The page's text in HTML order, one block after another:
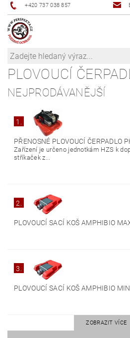
+420 737 038 857
PLOVOUCÍ
NEJPRODÁVANĚJŠÍ
1.
PŘENOSNÉ PLOVOUCÍ ČERPADLO
Zařízení je určeno jednotkám HZS k
stříkaček z...
2.
PLOVOUCÍ SACÍ KOŠ AMPHIBIO
3.
PLOVOUCÍ SACÍ KOŠ AMPHIBIO
ZOBRAZIT VÍCE